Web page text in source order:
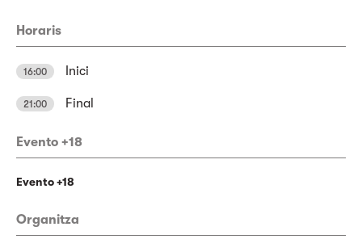
Horaris
16:00 Inici
21:00 Final
Evento +18
Evento +18
Organitza